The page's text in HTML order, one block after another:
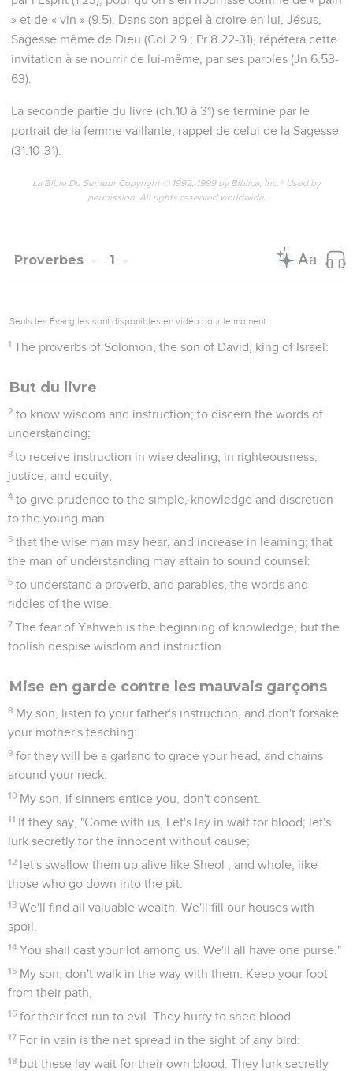
» et de « vin » (9.5). Dans son appel à croire en lui, Jésus,
Sagesse même de Dieu (Col 2.9 ; Pr 8.22-31), répétera cette
invitation à se nourrir de lui-même, par ses paroles (Jn 6.53-
63).
La seconde partie du livre (ch.10 à 31) se termine par le
portrait de la femme vaillante, rappel de celui de la Sagesse
(31.10-31).
La Bible Du Semeur Copyright © 1992, 1999 by Biblica, Inc.® Used by
permission. All rights reserved worldwide.
Proverbes 1
Seuls les Évangiles sont disponibles en vidéo pour le moment.
1 The proverbs of Solomon, the son of David, king of Israel:
But du livre
2 to know wisdom and instruction; to discern the words of
understanding;
3 to receive instruction in wise dealing, in righteousness,
justice, and equity;
4 to give prudence to the simple, knowledge and discretion
to the young man:
5 that the wise man may hear, and increase in learning; that
the man of understanding may attain to sound counsel:
6 to understand a proverb, and parables, the words and
riddles of the wise.
7 The fear of Yahweh is the beginning of knowledge; but the
foolish despise wisdom and instruction.
Mise en garde contre les mauvais garçons
8 My son, listen to your father's instruction, and don't forsake
your mother's teaching:
9 for they will be a garland to grace your head, and chains
around your neck.
10 My son, if sinners entice you, don't consent.
11 If they say, "Come with us, Let's lay in wait for blood; let's
lurk secretly for the innocent without cause;
12 let's swallow them up alive like Sheol , and whole, like
those who go down into the pit.
13 We'll find all valuable wealth. We'll fill our houses with
spoil.
14 You shall cast your lot among us. We'll all have one purse."
15 My son, don't walk in the way with them. Keep your foot
from their path,
16 for their feet run to evil. They hurry to shed blood.
17 For in vain is the net spread in the sight of any bird:
18 but these lay wait for their own blood. They lurk secretly